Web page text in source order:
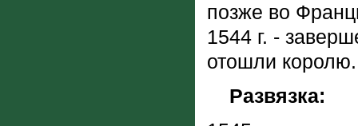
позже во
1544 г. -
отошли
Развязка: